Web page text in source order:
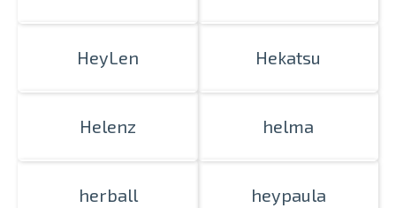
HeyLen Hekatsu
Helenz helma
herball heypaula